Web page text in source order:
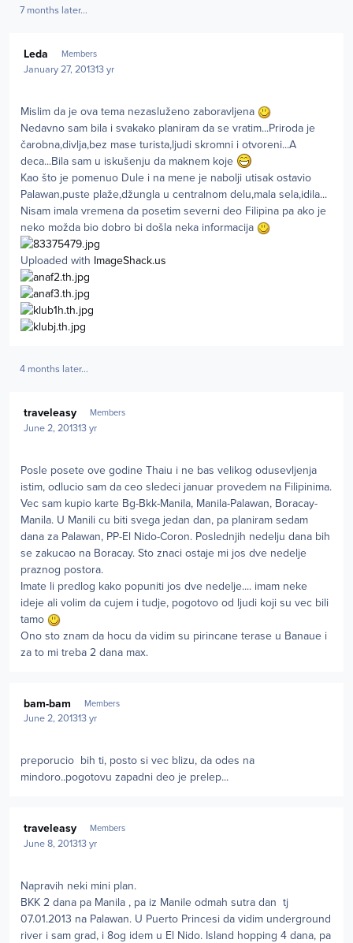
7 months later...
Leda Members
January 27, 201313 yr
Mislim da je ova tema nezasluženo zaboravljena
Nedavno sam bila i svakako planiram da se vratim...Priroda je
čarobna,divlja,bez mase turista,ljudi skromni i otvoreni...A
deca...Bila sam u iskušenju da maknem koje
Kao što je pomenuo Dule i na mene je nabolji utisak ostavio
Palawan,puste plaže,džungla u centralnom delu,mala sela,idila...
Nisam imala vremena da posetim severni deo Filipina pa ako je
neko možda bio dobro bi došla neka informacija
Uploaded with ImageShack.us
4 months later...
traveleasy Members
June 2, 201313 yr
Posle posete ove godine Thaiu i ne bas velikog odusevljenja
istim, odlucio sam da ceo sledeci januar provedem na Filipinima.
Vec sam kupio karte Bg-Bkk-Manila, Manila-Palawan, Boracay-
Manila. U Manili cu biti svega jedan dan, pa planiram sedam
dana za Palawan, PP-El Nido-Coron. Poslednjih nedelju dana bih
se zakucao na Boracay. Sto znaci ostaje mi jos dve nedelje
praznog postora.
Imate li predlog kako popuniti jos dve nedelje.... imam neke
ideje ali volim da cujem i tudje, pogotovo od ljudi koji su vec bili
tamo
Ono sto znam da hocu da vidim su pirincane terase u Banaue i
za to mi treba 2 dana max.
bam-bam Members
June 2, 201313 yr
preporucio bih ti, posto si vec blizu, da odes na
mindoro..pogotovu zapadni deo je prelep...
traveleasy Members
June 8, 201313 yr
Napravih neki mini plan.
BKK 2 dana pa Manila , pa iz Manile odmah sutra dan tj
07.01.2013 na Palawan. U Puerto Princesi da vidim underground
river i sam grad, i 8og idem u El Nido. Island hopping 4 dana, pa